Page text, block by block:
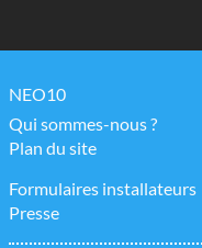
NEO10
Qui sommes-nous ?
Plan du site
Formulaires installateurs
Presse